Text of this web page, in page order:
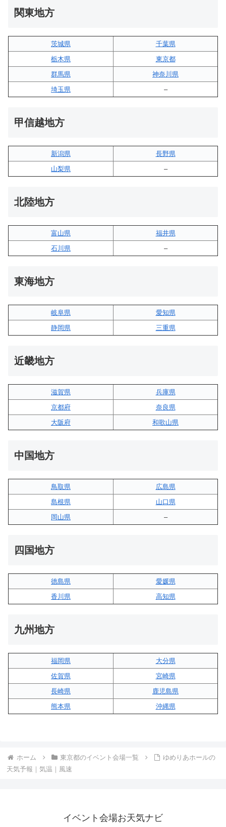
関東地方
茨城県
千葉県
栃木県
東京都
群馬県
神奈川県
埼玉県
–
甲信越地方
新潟県
長野県
山梨県
–
北陸地方
富山県
福井県
石川県
–
東海地方
岐阜県
愛知県
静岡県
三重県
近畿地方
滋賀県
兵庫県
京都府
奈良県
大阪府
和歌山県
中国地方
鳥取県
広島県
島根県
山口県
岡山県
–
四国地方
徳島県
愛媛県
香川県
高知県
九州地方
福岡県
大分県
佐賀県
宮崎県
長崎県
鹿児島県
熊本県
沖縄県
ホーム 東京都のイベント会場一覧
ゆめりあホールの
天気予報｜気温｜風速
イベント会場お天気ナビ